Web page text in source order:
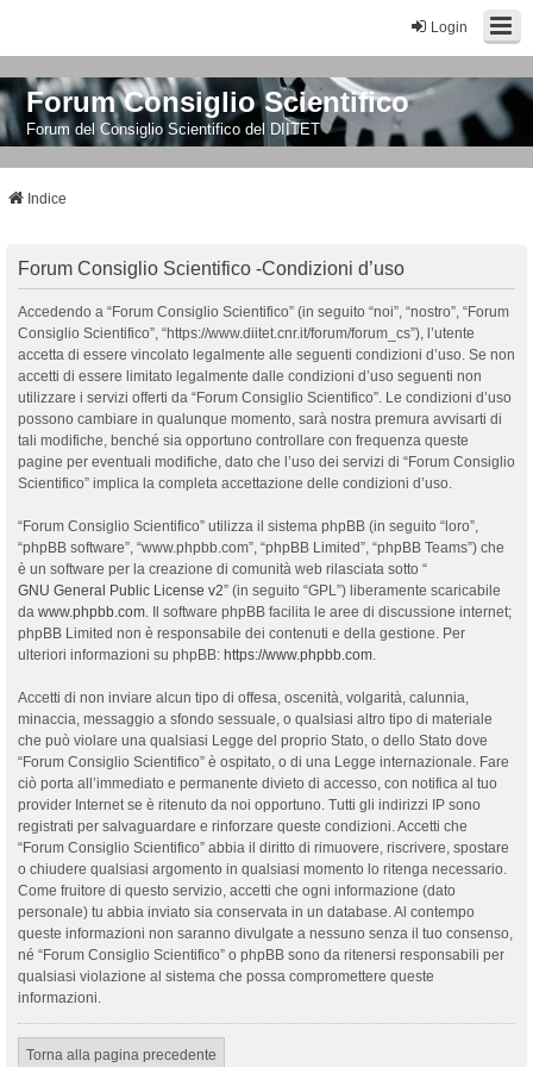
Login
Forum Consiglio Scientifico
Forum del Consiglio Scientifico del DIITET
Indice
Forum Consiglio Scientifico -Condizioni d’uso
Accedendo a “Forum Consiglio Scientifico” (in seguito “noi”, “nostro”, “Forum
Consiglio Scientifico”, “https://www.diitet.cnr.it/forum/forum_cs”), l’utente
accetta di essere vincolato legalmente alle seguenti condizioni d’uso. Se non
accetti di essere limitato legalmente dalle condizioni d’uso seguenti non
utilizzare i servizi offerti da “Forum Consiglio Scientifico”. Le condizioni d’uso
possono cambiare in qualunque momento, sarà nostra premura avvisarti di
tali modifiche, benché sia opportuno controllare con frequenza queste
pagine per eventuali modifiche, dato che l’uso dei servizi di “Forum Consiglio
Scientifico” implica la completa accettazione delle condizioni d’uso.
“Forum Consiglio Scientifico” utilizza il sistema phpBB (in seguito “loro”,
“phpBB software”, “www.phpbb.com”, “phpBB Limited”, “phpBB Teams”) che
è un software per la creazione di comunità web rilasciata sotto “
GNU General Public License v2” (in seguito “GPL”) liberamente scaricabile
da www.phpbb.com. Il software phpBB facilita le aree di discussione internet;
phpBB Limited non è responsabile dei contenuti e della gestione. Per
ulteriori informazioni su phpBB: https://www.phpbb.com.
Accetti di non inviare alcun tipo di offesa, oscenità, volgarità, calunnia,
minaccia, messaggio a sfondo sessuale, o qualsiasi altro tipo di materiale
che può violare una qualsiasi Legge del proprio Stato, o dello Stato dove
“Forum Consiglio Scientifico” è ospitato, o di una Legge internazionale. Fare
ciò porta all’immediato e permanente divieto di accesso, con notifica al tuo
provider Internet se è ritenuto da noi opportuno. Tutti gli indirizzi IP sono
registrati per salvaguardare e rinforzare queste condizioni. Accetti che
“Forum Consiglio Scientifico” abbia il diritto di rimuovere, riscrivere, spostare
o chiudere qualsiasi argomento in qualsiasi momento lo ritenga necessario.
Come fruitore di questo servizio, accetti che ogni informazione (dato
personale) tu abbia inviato sia conservata in un database. Al contempo
queste informazioni non saranno divulgate a nessuno senza il tuo consenso,
né “Forum Consiglio Scientifico” o phpBB sono da ritenersi responsabili per
qualsiasi violazione al sistema che possa compromettere queste
informazioni.
Torna alla pagina precedente